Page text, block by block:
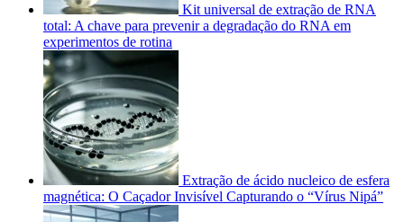
Kit universal de extração de RNA
total: A chave para prevenir a degradação do RNA em
experimentos de rotina
Extração de ácido nucleico de esfera
magnética: O Caçador Invisível Capturando o “Vírus Nipá”